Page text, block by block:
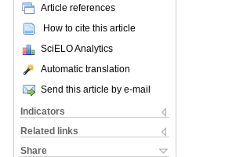
Article references
How to cite this article
SciELO Analytics
Automatic translation
Send this article by e-mail
Indicators
Related links
Share